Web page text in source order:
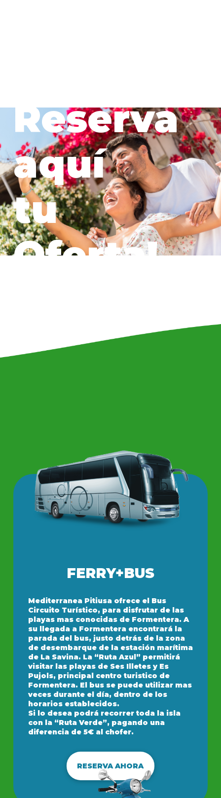
Reserva
aquí
tu
Oferta!
FERRY+BUS
Mediterranea Pitiusa ofrece el Bus
Circuito Turístico, para disfrutar de las
playas mas conocidas de Formentera. A
su llegada a Formentera encontrará la
parada del bus, justo detrás de la zona
de desembarque de la estación marítima
de La Savina. La “Ruta Azul” permitirá
visitar las playas de Ses Illetes y Es
Pujols, principal centro turistico de
Formentera. El bus se puede utilizar mas
veces durante el día, dentro de los
horarios establecidos.
Si lo desea podrá recorrer toda la isla
con la “Ruta Verde”, pagando una
diferencia de 5€ al chofer.
RESERVA AHORA